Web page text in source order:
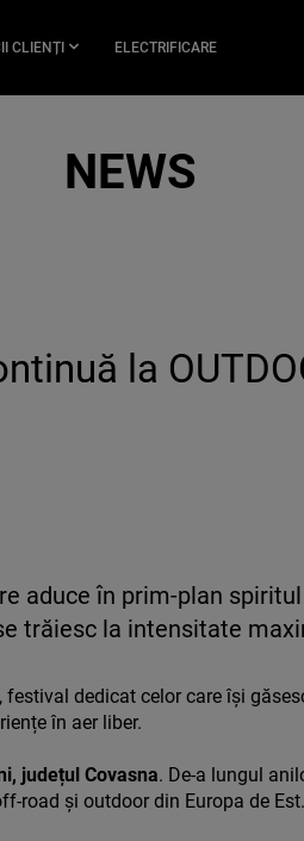
CLIENȚI ELECTRIFICARE
NEWS
la
aduce în prim-plan
trăiesc la intensitate
festival dedicat celor care își
în aer liber.
județul Covasna. De-a lungul
road și outdoor din Europa de Est.